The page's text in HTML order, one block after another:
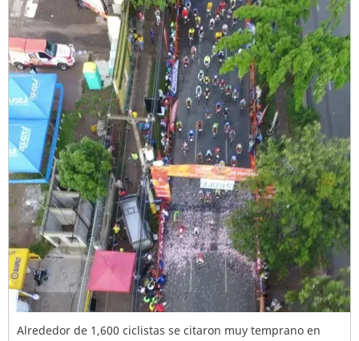
Alrededor de 1,600 ciclistas se citaron muy temprano en